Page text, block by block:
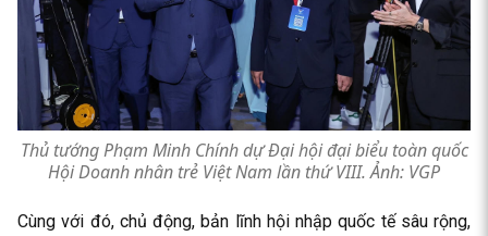
Thủ tướng Phạm Minh Chính dự Đại hội đại biểu toàn quốc
Hội Doanh nhân trẻ Việt Nam lần thứ VIII. Ảnh: VGP
Cùng với đó, chủ động, bản lĩnh hội nhập quốc tế sâu rộng,